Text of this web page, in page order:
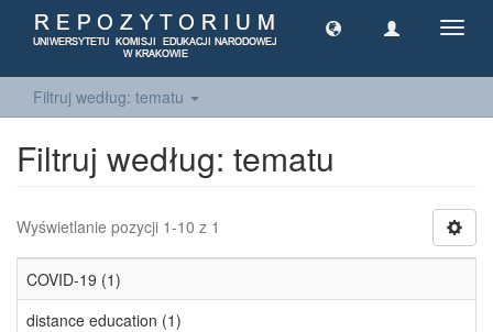
Filtruj według: tematu
Filtruj według: tematu
Wyświetlanie pozycji 1-10 z 1
COVID-19 (1)
distance education (1)